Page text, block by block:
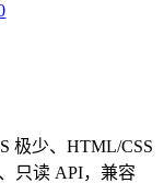
极少、HTML/CSS
只读 API，兼容